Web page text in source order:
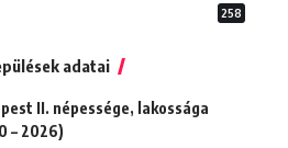
258
adatai
II. népessége, lakossága
– 2026)